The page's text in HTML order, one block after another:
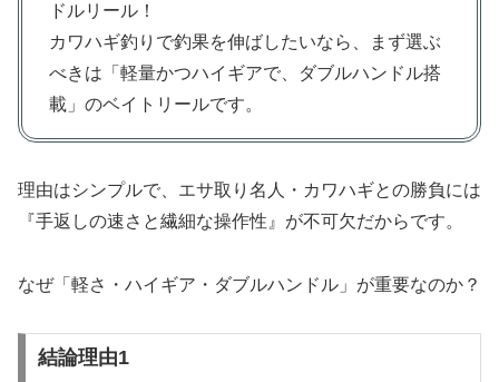
ドルリール！
カワハギ釣りで釣果を伸ばしたいなら、まず選ぶ
べきは「軽量かつハイギアで、ダブルハンドル搭
載」のベイトリールです。
理由はシンプルで、エサ取り名人・カワハギとの勝負には
『手返しの速さと繊細な操作性』が不可欠だからです。
なぜ「軽さ・ハイギア・ダブルハンドル」が重要なのか？
結論理由1